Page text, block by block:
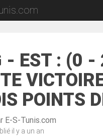
- EST : (0 -
POINTS
E-S-Tunis.com
il y a un an